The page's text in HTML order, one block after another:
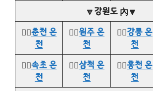
🔽강원도 內🔽
👉🏻춘천 온
천
👉🏻원주 온
천
👉🏻강릉 온
천
👉🏻속초 온
천
👉🏻삼척 온
천
👉🏻홍천 온
천